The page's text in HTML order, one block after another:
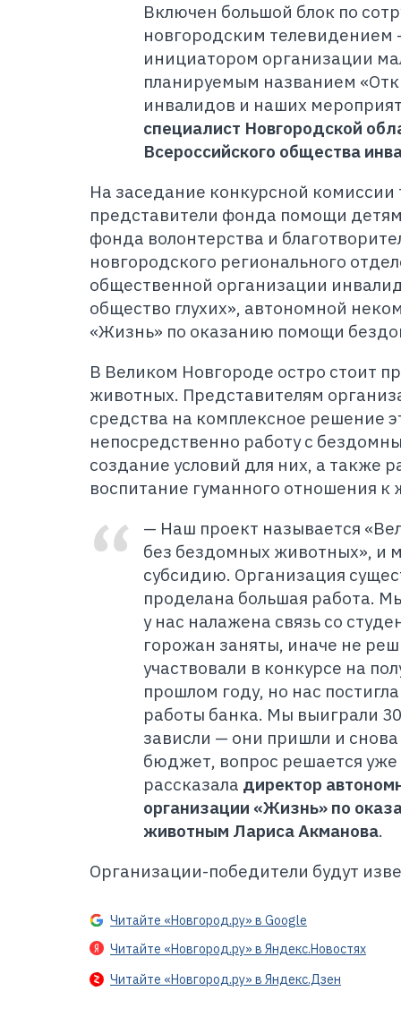
Включен большой блок по
новгородским телевидением
инициатором организации
планируемым названием
инвалидов и наших
специалист Новгородской
Всероссийского общества
На заседание конкурсной
представители фонда помощи
фонда волонтерства и
новгородского регионального
общественной организации
общество глухих», автономной
«Жизнь» по оказанию помощи
В Великом Новгороде остро стоит
животных. Представителям
средства на комплексное решение
непосредственно работу с
создание условий для них, а также
воспитание гуманного отношения
— Наш проект называется
без бездомных животных», и
субсидию. Организация
проделана большая работа.
у нас налажена связь со
горожан заняты, иначе не
участвовали в конкурсе на
прошлом году, но нас
работы банка. Мы выиграли
зависли — они пришли и
бюджет, вопрос решается уже
рассказала директор
организации «Жизнь» по
животным Лариса Акманова.
Организации-победители будут
Читайте «Новгород.ру» в Google
Читайте «Новгород.ру» в Яндекс.Новостях
Читайте «Новгород.ру» в Яндекс.Дзен